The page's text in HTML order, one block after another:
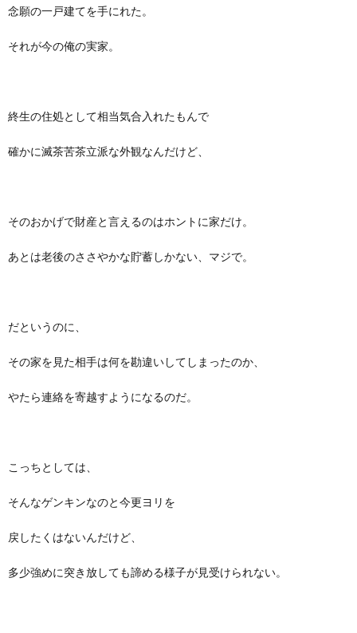
念願の一戸建てを手にれた。
それが今の俺の実家。
終生の住処として相当気合入れたもんで
確かに滅茶苦茶立派な外観なんだけど、
そのおかげで財産と言えるのはホントに家だけ。
あとは老後のささやかな貯蓄しかない、マジで。
だというのに、
その家を見た相手は何を勘違いしてしまったのか、
やたら連絡を寄越すようになるのだ。
こっちとしては、
そんなゲンキンなのと今更ヨリを
戻したくはないんだけど、
多少強めに突き放しても諦める様子が見受けられない。